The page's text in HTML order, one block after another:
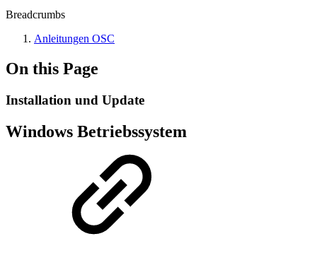
Breadcrumbs
Anleitungen OSC
On this Page
Installation und Update
Windows Betriebssystem